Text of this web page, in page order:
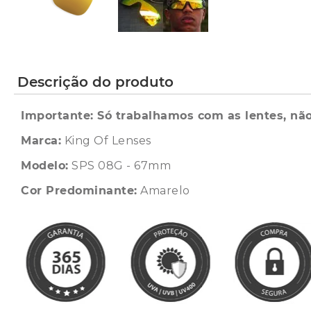
Descrição do produto
Importante: Só trabalhamos com as lentes,
Marca: King Of Lenses
Modelo: SPS 08G - 67mm
Cor Predominante: Amarelo